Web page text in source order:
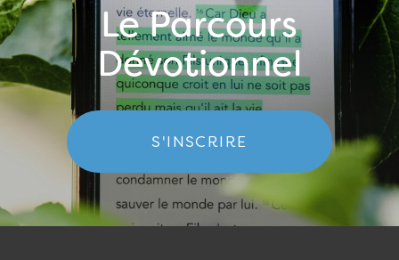
Le Parcours
Dévotionnel
S'INSCRIRE